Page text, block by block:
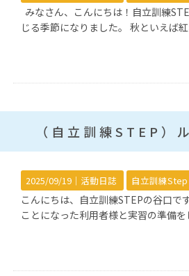
みなさん、こんにちは！自立訓練
じる季節になりました。 秋といえば
（自立訓練STEP）
2025/09/19｜ 活動日誌 自立訓練Step
こんにちは、自立訓練STEPの谷口で
ことになった利用者様と実習の準備を